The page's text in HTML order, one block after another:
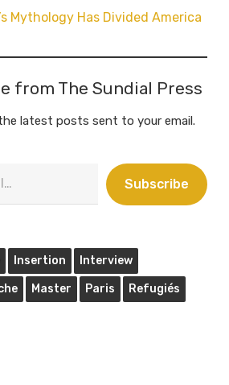
Mythology Has Divided America
from The Sundial Press
latest posts sent to your email.
Subscribe
Insertion Interview
Master Paris Refugiés